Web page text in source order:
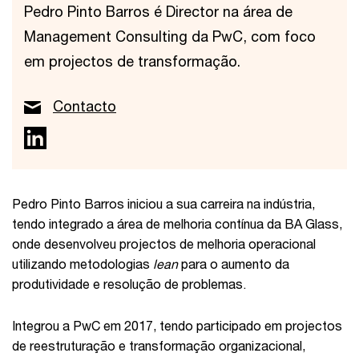
Pedro Pinto Barros é Director na área de
Management Consulting da PwC, com foco
em projectos de transformação.
Contacto
Pedro Pinto Barros iniciou a sua carreira na indústria,
tendo integrado a área de melhoria contínua da BA Glass,
onde desenvolveu projectos de melhoria operacional
utilizando metodologias leanpara o aumento da
produtividade e resolução de problemas.
Integrou a PwC em 2017, tendo participado em projectos
de reestruturação e transformação organizacional,